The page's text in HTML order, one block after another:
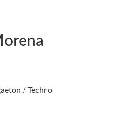
/ Techno